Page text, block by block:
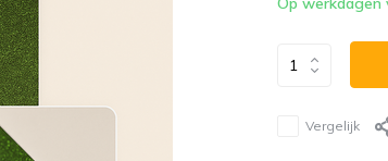
Vergelijk